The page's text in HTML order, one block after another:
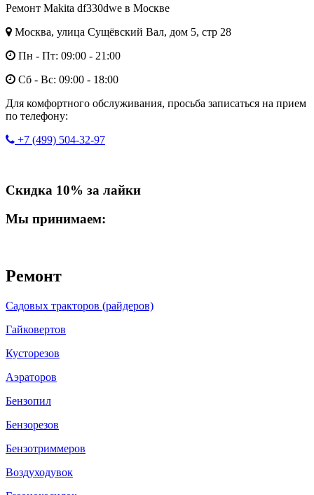
Ремонт Makita df330dwe в Москве
Москва, улица Сущёвский Вал, дом 5, стр 28
Пн - Пт: 09:00 - 21:00
Сб - Вс: 09:00 - 18:00
Для комфортного обслуживания, просьба записаться на прием
по телефону:
+7 (499) 504-32-97
Скидка 10% за лайки
Мы принимаем:
Ремонт
Садовых тракторов (райдеров)
Гайковертов
Кусторезов
Аэраторов
Бензопил
Бензорезов
Бензотриммеров
Воздуходувок